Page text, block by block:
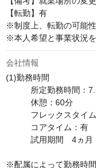
【転勤】有
※制度上、転勤の可能
※本人希望と事業状況
会社情報
(1)勤務時間
所定勤務時間：7.5
休憩：60分
フレックスタイム
コアタイム：有　
試用期間　4ヵ月
※配属によって勤務時